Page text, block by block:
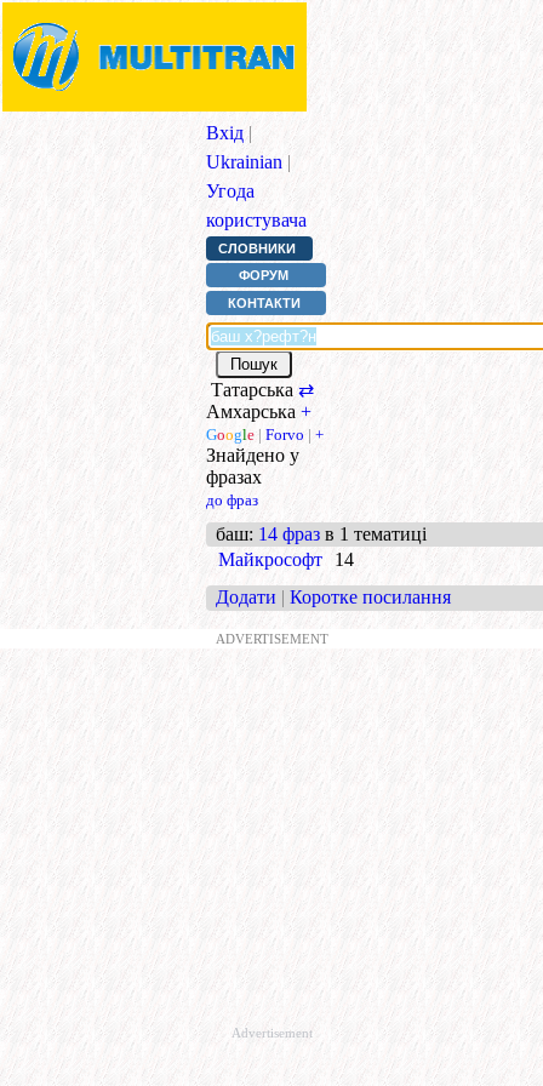
Вхід |
Ukrainian |
Угода
користувача
СЛОВНИКИ
ФОРУМ
КОНТАКТИ
Татарська ⇄
Амхарська +
Google | Forvo | +
Знайдено у
фразах
до фраз
баш: 14 фраз в 1 тематиці
Майкрософт
14
Додати | Коротке посилання
ADVERTISEMENT
Advertisement